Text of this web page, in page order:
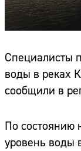
Специалисты
воды в реках
сообщили в
По состоянию
уровень воды